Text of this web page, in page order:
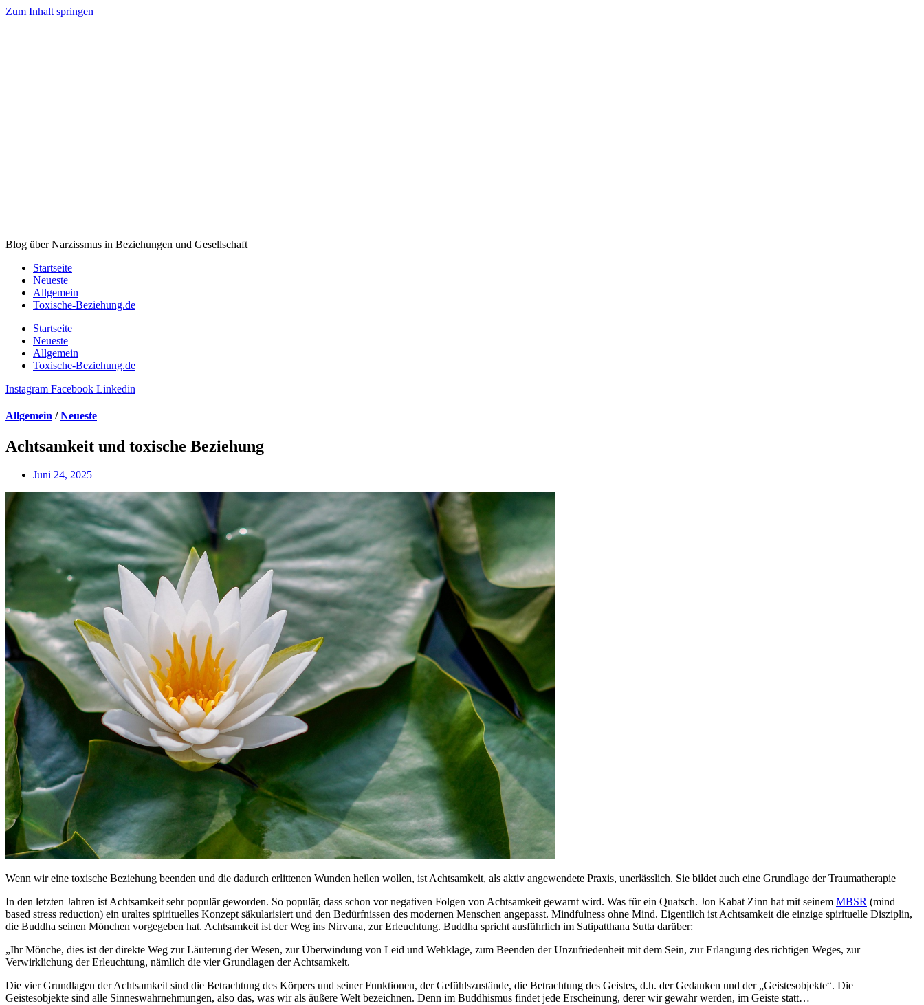
Zum Inhalt springen
Blog über Narzissmus in Beziehungen und Gesellschaft
Startseite
Neueste
Allgemein
Toxische-Beziehung.de
Startseite
Neueste
Allgemein
Toxische-Beziehung.de
Instagram Facebook Linkedin
Allgemein /Neueste
Achtsamkeit und toxische Beziehung
Juni 24, 2025
Wenn wir eine toxische Beziehung beenden und die dadurch erlittenen Wunden heilen wollen, ist Achtsamkeit, als aktiv angewendete Praxis, unerlässlich. Sie bildet auch eine Grundlage der Traumatherapie
In den letzten Jahren ist Achtsamkeit sehr populär geworden. So populär, dass schon vor negativen Folgen von Achtsamkeit gewarnt wird. Was für ein Quatsch. Jon Kabat Zinn hat mit seinem MBSR (mind
based stress reduction) ein uraltes spirituelles Konzept säkularisiert und den Bedürfnissen des modernen Menschen angepasst. Mindfulness ohne Mind. Eigentlich ist Achtsamkeit die einzige spirituelle Disziplin,
die Buddha seinen Mönchen vorgegeben hat. Achtsamkeit ist der Weg ins Nirvana, zur Erleuchtung. Buddha spricht ausführlich im Satipatthana Sutta darüber:
„Ihr Mönche, dies ist der direkte Weg zur Läuterung der Wesen, zur Überwindung von Leid und Wehklage, zum Beenden der Unzufriedenheit mit dem Sein, zur Erlangung des richtigen Weges, zur
Verwirklichung der Erleuchtung, nämlich die vier Grundlagen der Achtsamkeit.
Die vier Grundlagen der Achtsamkeit sind die Betrachtung des Körpers und seiner Funktionen, der Gefühlszustände, die Betrachtung des Geistes, d.h. der Gedanken und der „Geistesobjekte“. Die
Geistesobjekte sind alle Sinneswahrnehmungen, also das, was wir als äußere Welt bezeichnen. Denn im Buddhismus findet jede Erscheinung, derer wir gewahr werden, im Geiste statt…